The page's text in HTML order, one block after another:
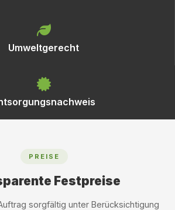
Umweltgerecht
PREISE
Festpreise
sorgfältig unter Berücksichtigung